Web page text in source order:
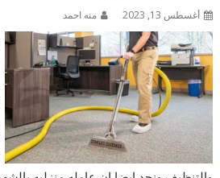
أغسطس 13, 2023 منه احمد